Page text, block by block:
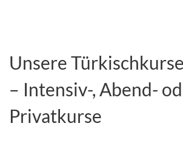
Unsere
– Intensiv-, Abend-
Privatkurse